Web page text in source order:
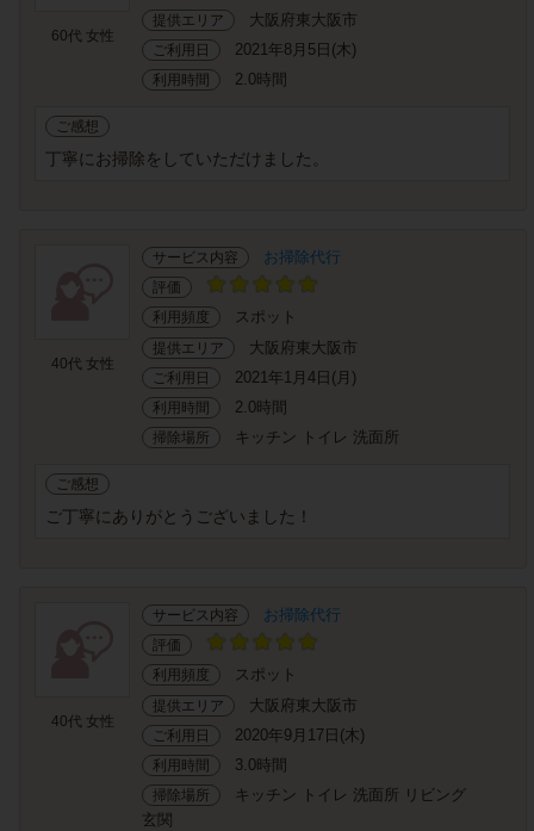
60代 女性
提供エリア 大阪府東大阪市
ご利用日 2021年8月5日(木)
利用時間 2.0時間
ご感想
丁寧にお掃除をしていただけました。
40代 女性
サービス内容 お掃除代行
評価
利用頻度
スポット
提供エリア 大阪府東大阪市
ご利用日 2021年1月4日(月)
利用時間 2.0時間
掃除場所 キッチン トイレ 洗面所
ご感想
ご丁寧にありがとうございました！
40代 女性
サービス内容 お掃除代行
評価
利用頻度
スポット
提供エリア 大阪府東大阪市
ご利用日 2020年9月17日(木)
利用時間 3.0時間
掃除場所
キッチン トイレ 洗面所 リビング
玄関